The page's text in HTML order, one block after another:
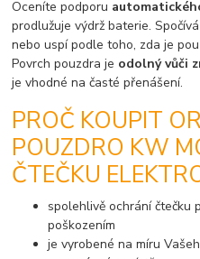
Oceníte podporu
prodlužuje výdrž baterie.
nebo uspí podle toho, zda je
Povrch pouzdra je odolný vůči
je vhodné na časté přenášení.
PROČ KOUPIT
POUZDRO KW
ČTEČKU
spolehlivě ochrání čtečku
poškozením
je vyrobené na míru